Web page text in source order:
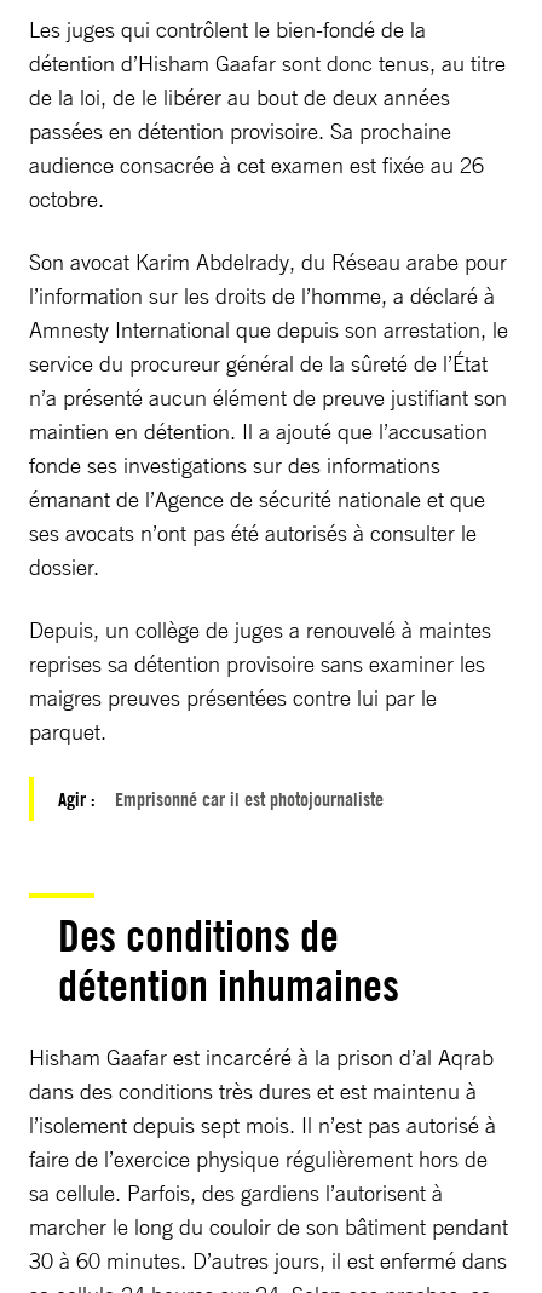
Les juges qui contrôlent le bien-fondé de la
détention d’Hisham Gaafar sont donc tenus, au titre
de la loi, de le libérer au bout de deux années
passées en détention provisoire. Sa prochaine
audience consacrée à cet examen est fixée au 26
octobre.
Son avocat Karim Abdelrady, du Réseau arabe pour
l’information sur les droits de l’homme, a déclaré à
Amnesty International que depuis son arrestation, le
service du procureur général de la sûreté de l’État
n’a présenté aucun élément de preuve justifiant son
maintien en détention. Il a ajouté que l’accusation
fonde ses investigations sur des informations
émanant de l’Agence de sécurité nationale et que
ses avocats n’ont pas été autorisés à consulter le
dossier.
Depuis, un collège de juges a renouvelé à maintes
reprises sa détention provisoire sans examiner les
maigres preuves présentées contre lui par le
parquet.
Agir : Emprisonné car il est photojournaliste
Des conditions de
détention inhumaines
Hisham Gaafar est incarcéré à la prison d’al Aqrab
dans des conditions très dures et est maintenu à
l’isolement depuis sept mois. Il n’est pas autorisé à
faire de l’exercice physique régulièrement hors de
sa cellule. Parfois, des gardiens l’autorisent à
marcher le long du couloir de son bâtiment pendant
30 à 60 minutes. D’autres jours, il est enfermé dans